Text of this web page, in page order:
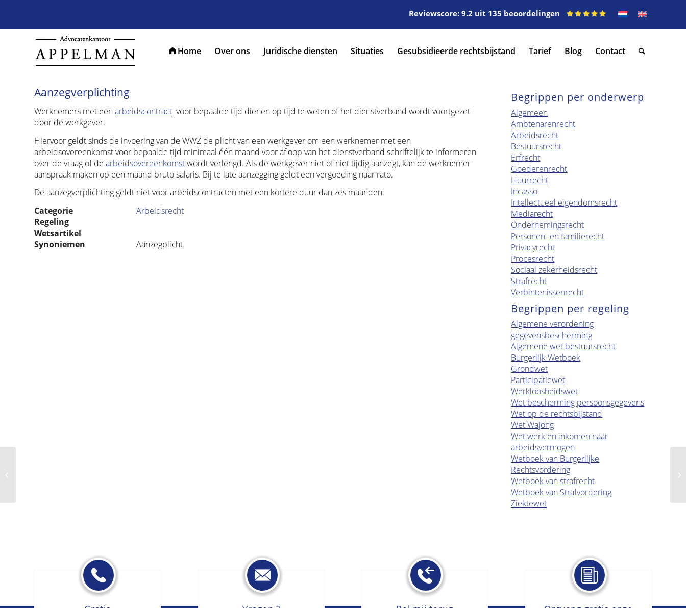
Reviewscore: 9.2 uit 135 beoordelingen
Home Over ons Juridische diensten Situaties Gesubsidieerde rechtsbijstand Tarief Blog Contact
Aanzegverplichting
Werknemers met eenarbeidscontract voor bepaalde tijd dienen op tijd te weten of het dienstverband wordt voortgezet
door de werkgever.
Hiervoor geldt sinds de invoering van de WWZ de plicht van een werkgever om een werknemer met een
arbeidsovereenkomst voor bepaalde tijd minimaal één maand voor afloop van het dienstverband schriftelijk te informeren
over de vraag of de arbeidsovereenkomstwordt verlengd. Als de werkgever niet of niet tijdig aanzegt, kan de werknemer
aanspraak maken op een maand bruto salaris. Bij te late aanzegging geldt een vergoeding naar rato.
De aanzegverplichting geldt niet voor arbeidscontracten met een kortere duur dan zes maanden.
Categorie
Arbeidsrecht
Regeling
Wetsartikel
Synoniemen
Aanzegplicht
Begrippen per onderwerp
Algemeen
Ambtenarenrecht
Arbeidsrecht
Bestuursrecht
Erfrecht
Goederenrecht
Huurrecht
Incasso
Intellectueel eigendomsrecht
Mediarecht
Ondernemingsrecht
Personen- en familierecht
Privacyrecht
Procesrecht
Sociaal zekerheidsrecht
Strafrecht
Verbintenissenrecht
Begrippen per regeling
Algemene verordening
gegevensbescherming
Algemene wet bestuursrecht
Burgerlijk Wetboek
Grondwet
Participatiewet
Werkloosheidswet
Wet bescherming persoonsgegevens
Wet op de rechtsbijstand
Wet Wajong
Wet werk en inkomen naar
arbeidsvermogen
Wetboek van Burgerlijke
Rechtsvordering
Wetboek van strafrecht
Wetboek van Strafvordering
Ziektewet